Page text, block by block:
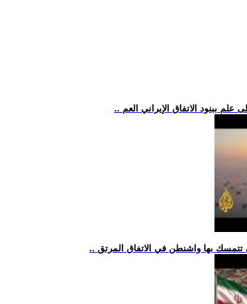
علم ببنود الاتفاق الإيراني العم
تتمسك بها واشنطن في الاتفاق المرتق